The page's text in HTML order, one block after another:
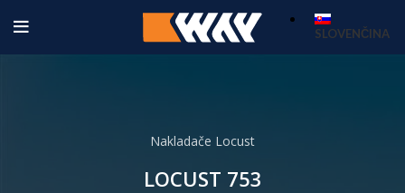
SLOVENČINA
Nakladače Locust
LOCUST 753